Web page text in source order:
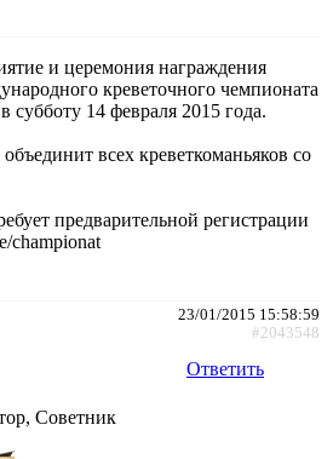
и церемония награждения
креветочного чемпионата
субботу 14 февраля 2015 года.
всех креветкоманьяков со
предварительной регистрации
championat
23/01/2015 15:58:59
#2043548
Ответить
Советник